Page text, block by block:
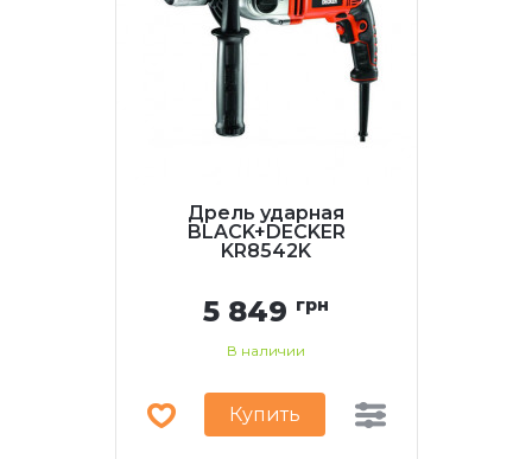
Дрель ударная
BLACK+DECKER
KR8542K
5 849 грн
В наличии
Купить